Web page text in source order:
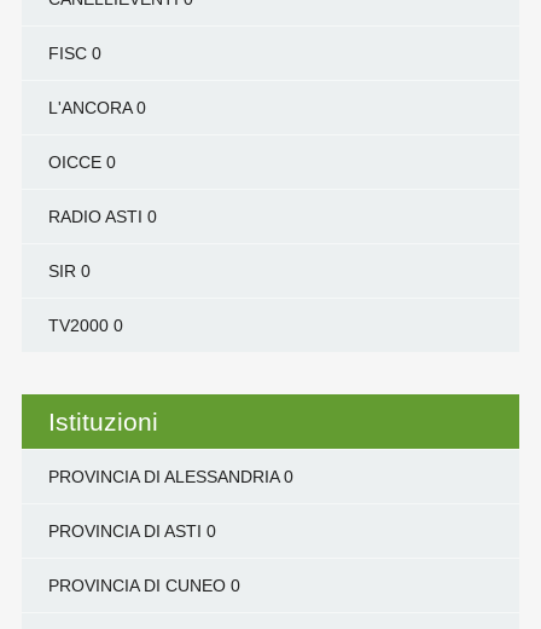
FISC0
L'ANCORA0
OICCE0
RADIO ASTI 0
SIR0
TV20000
Istituzioni
PROVINCIA DI ALESSANDRIA0
PROVINCIA DI ASTI 0
PROVINCIA DI CUNEO0